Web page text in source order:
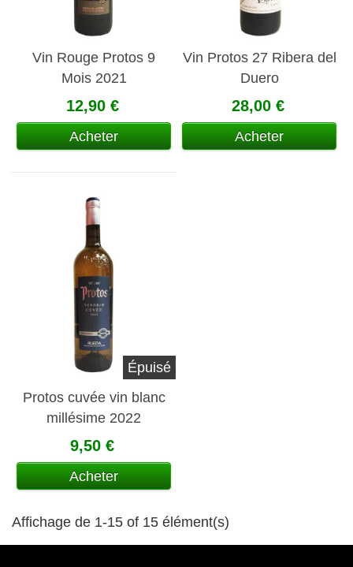
Vin Rouge Protos 9
Mois 2021
12,90 €
Acheter
Vin Protos 27 Ribera del
Duero
28,00 €
Acheter
Épuisé
Protos cuvée vin blanc
millésime 2022
9,50 €
Acheter
Affichage de 1-15 of 15 élément(s)